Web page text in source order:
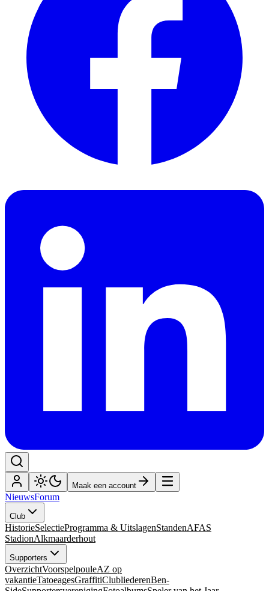
Maak een account
NieuwsForum
Club
HistorieSelectieProgramma & UitslagenStandenAFAS
StadionAlkmaarderhout
Supporters
OverzichtVoorspelpouleAZ op
vakantieTatoeagesGraffitiClubliederenBen-